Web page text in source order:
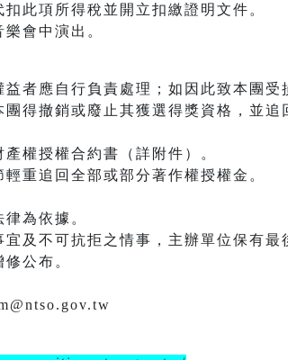
此項所得稅並開立扣繳證明文件。
會中演出。
者應自行負責處理；如因此致本團受
得撤銷或廢止其獲選得獎資格，並追
權授權合約書（詳附件）。
重追回全部或部分著作權授權金。
為依據。
及不可抗拒之情事，主辦單位保有最
公布。